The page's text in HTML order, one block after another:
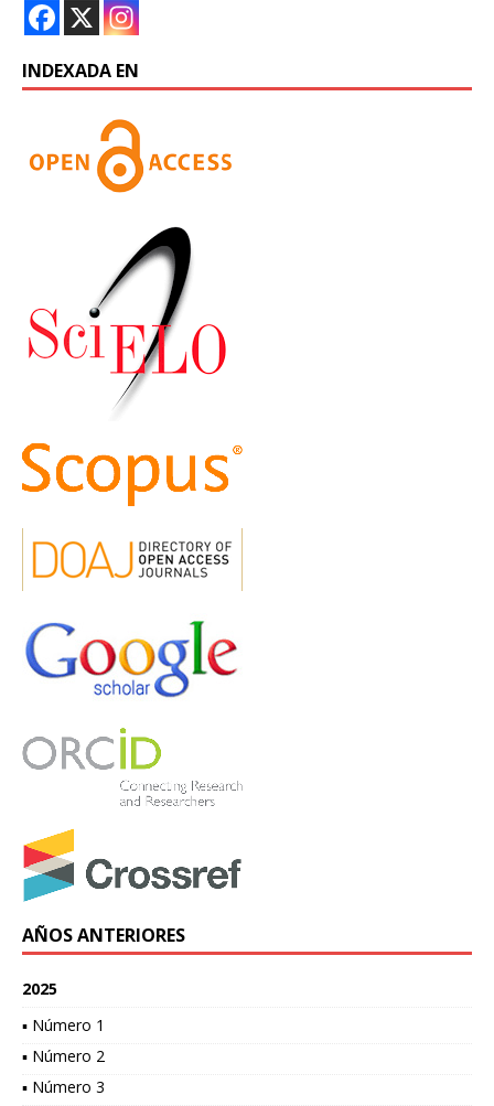
INDEXADA EN
AÑOS ANTERIORES
2025
▪ Número 1
▪ Número 2
▪ Número 3